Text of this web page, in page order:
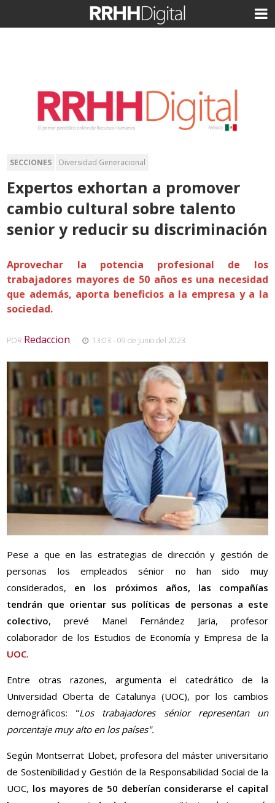
SECCIONES Diversidad Generacional
Expertos exhortan a promover
cambio cultural sobre talento
senior y reducir su discriminación
Aprovechar la potencia profesional de los
trabajadores mayores de 50 años es una necesidad
que además, aporta beneficios a la empresa y a la
sociedad.
POR Redaccion, 13:03 - 09 de Junio del 2023
Pese a que en las estrategias de dirección y gestión de
personas los empleados sénior no han sido muy
considerados, en los próximos años, las compañías
tendrán que orientar sus políticas de personas a este
colectivo, prevé Manel Fernández Jaria, profesor
colaborador de los Estudios de Economía y Empresa de la
UOC.
Entre otras razones, argumenta el catedrático de la
Universidad Oberta de Catalunya (UOC), por los cambios
demográficos: "Los trabajadores sénior representan un
porcentaje muy alto en los países".
Según Montserrat Llobet, profesora del máster universitario
de Sostenibilidad y Gestión de la Responsabilidad Social de la
UOC, los mayores de 50 deberían considerarse el capital